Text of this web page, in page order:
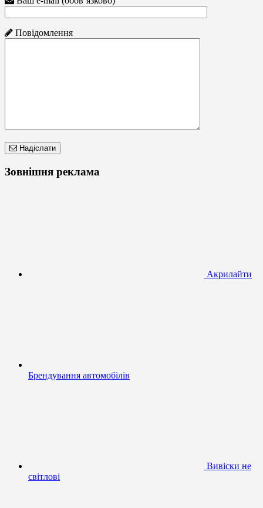
Повідомлення
Надіслати
Зовнішня реклама
Акрилайти
Брендування автомобілів
Вивіски не
світлові